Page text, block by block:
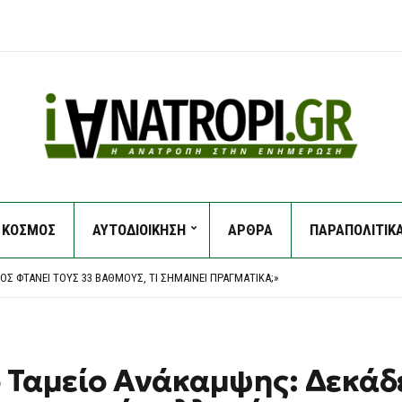
ΚΟΣΜΟΣ ΑΥΤΟΔΙΟΙΚΗΣΗ ΑΡΘΡΑ
ΑΝΑΚΎΚΛΩΣΗΣ: ΤΟ ΔΗΜΌΣΙΟ ΖΗΤΆ ΠΊΣΩ 18,1 ΕΚΑΤ. ΕΥΡΏ ΑΠΌ ΤΟΝ ΕΔΣΝΑ
ΦΤΆΝΕΙ ΤΟΥΣ 33 ΒΑΘΜΟΎΣ, ΤΙ ΣΗΜΑΊΝΕΙ ΠΡΑΓΜΑΤΙΚΆ;»
ΠΑΡΑΜΈΝΟΥΝ»
ΑΝΑΚΎΚΛΩΣΗΣ: ΤΟ ΔΗΜΌΣΙΟ ΖΗΤΆ ΠΊΣΩ 18,1 ΕΚΑΤ. ΕΥΡΏ ΑΠΌ ΤΟΝ ΕΔΣΝΑ
Ανάκαμψης: